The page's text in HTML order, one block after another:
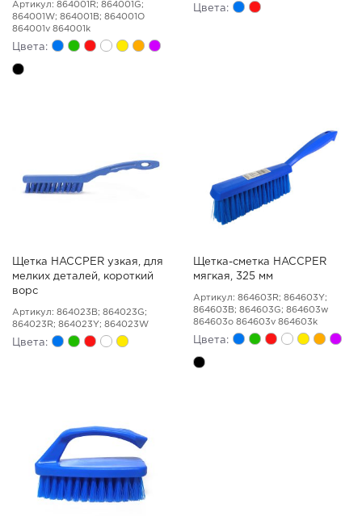
Артикул: 864001R; 864001G;
864001W; 864001B; 864001O
864001v 864001k
Цвета:
Цвета:
Щетка HACCPER узкая, для
мелких деталей, короткий
ворс
Артикул: 864023B; 864023G;
864023R; 864023Y; 864023W
Цвета:
Щетка-сметка HACCPER
мягкая, 325 мм
Артикул: 864603R; 864603Y;
864603B; 864603G; 864603w
864603o 864603v 864603k
Цвета: